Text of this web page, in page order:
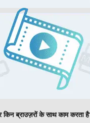
किन ब्राउज़रों के साथ काम करता